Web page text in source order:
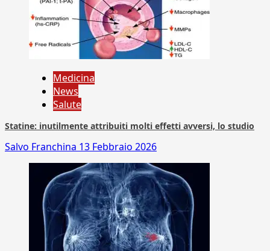
Medicina
News
Salute
Statine: inutilmente attribuiti molti effetti avversi, lo studio
Salvo Franchina 13 Febbraio 2026